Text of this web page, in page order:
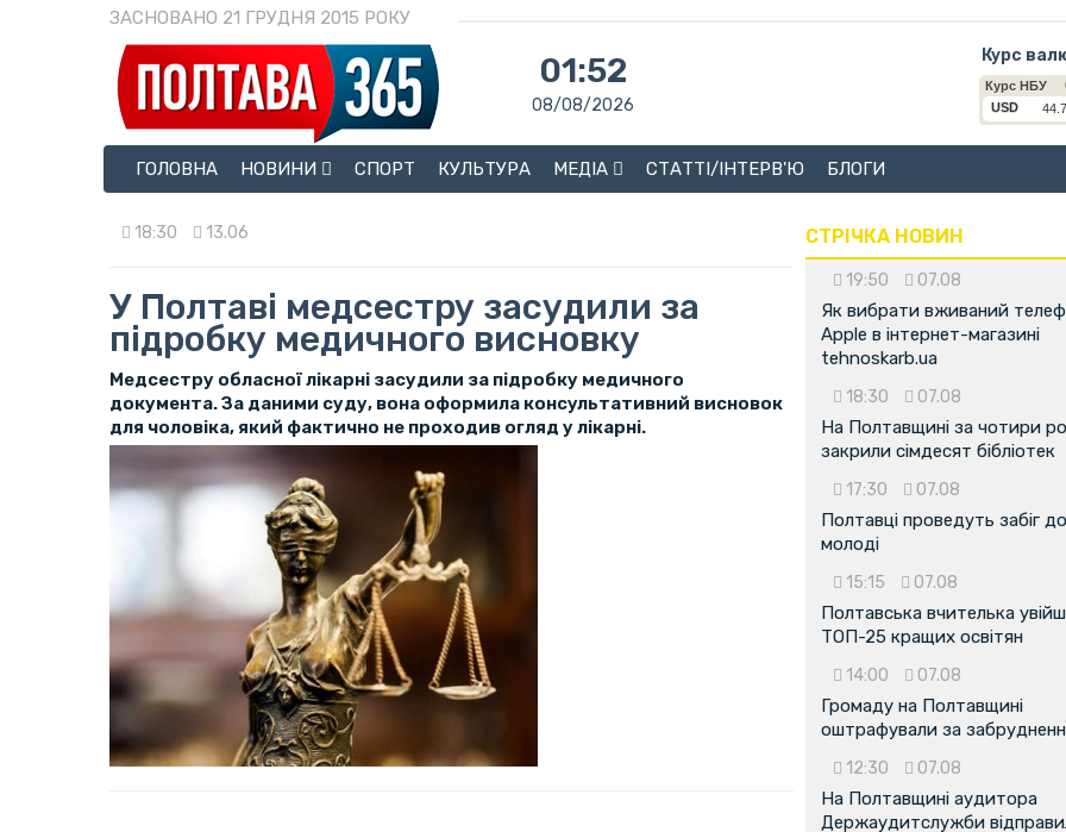
ЗАСНОВАНО 21 ГРУДНЯ 2015 РОКУ
01:52
08/08/2026
Курс
ГОЛОВНА
НОВИНИ СПОРТ КУЛЬТУРА МЕДІА СТАТТІ/ІНТЕРВ'Ю БЛОГИ
18:30 13.06
У Полтаві медсестру засудили за
підробку медичного висновку
Медсестру обласної лікарні засудили за підробку медичного
документа. За даними суду, вона оформила консультативний висновок
для чоловіка, який фактично не проходив огляд у лікарні.
СТРІЧКА НОВИН
19:50 07.08
Як вибрати вживаний
Apple в інтернет-магазині
tehnoskarb.ua
18:30 07.08
На Полтавщині за чотири
закрили сімдесят бібліотек
17:30 07.08
Полтавці проведуть забіг
молоді
15:15 07.08
Полтавська вчителька
ТОП-25 кращих освітян
14:00 07.08
Громаду на Полтавщині
оштрафували за
12:30 07.08
На Полтавщині аудитора
Держаудитслужби